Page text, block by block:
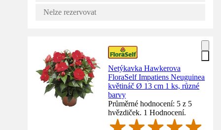
Nelze rezervovat
Netýkavka Hawkerova
FloraSelf Impatiens Neuguinea
květináč Ø 13 cm 1 ks, různé
barvy
Průměrné hodnocení: 5 z 5
hvězdiček. 1 Hodnocení.